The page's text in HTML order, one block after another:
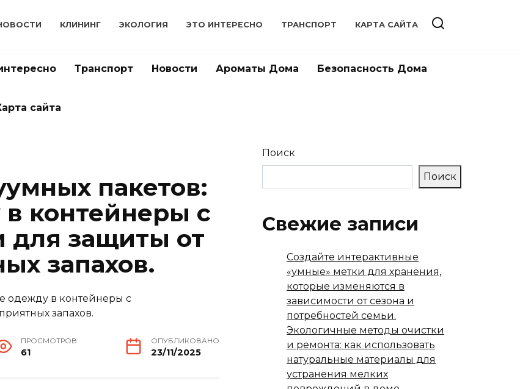
КЛИНИНГ ЭКОЛОГИЯ ЭТО ИНТЕРЕСНО ТРАНСПОРТ КАРТА САЙТА
Транспорт Новости Ароматы Дома Безопасность Дома
сайта
пакетов:
контейнеры с
для защиты от
запахов.
ПРОСМОТРОВ
61
ОПУБЛИКОВАНО
23/11/2025
Поиск
Поиск
Свежие записи
Создайте интерактивные
«умные» метки для хранения,
которые изменяются в
зависимости от сезона и
потребностей семьи.
Экологичные методы очистки
и ремонта: как использовать
натуральные материалы для
устранения мелких